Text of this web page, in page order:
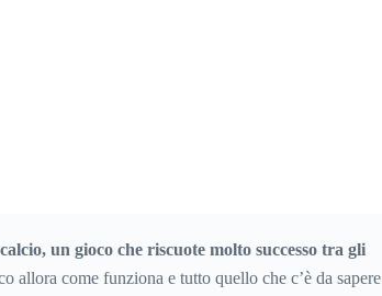
un gioco che riscuote molto successo tra gli
allora come funziona e tutto quello che c’è da sapere